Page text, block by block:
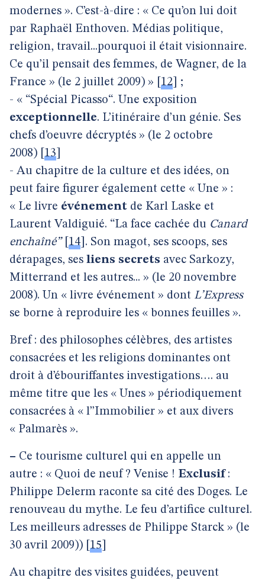
modernes ». C’est-à-dire : « Ce qu’on lui doit
par Raphaël Enthoven. Médias politique,
religion, travail...pourquoi il était visionnaire.
Ce qu’il pensait des femmes, de Wagner, de la
France » (le 2 juillet 2009) »
12
;
- « “Spécial Picasso“. Une exposition
exceptionnelle. L’itinéraire d’un génie. Ses
chefs d’oeuvre décryptés » (le 2 octobre
2008) 13
- Au chapitre de la culture et des idées, on
peut faire figurer également cette « Une » :
« Le livre événement de Karl Laske et
Laurent Valdiguié. “La face cachée du Canard
enchaîné”[ 14 . Son magot, ses scoops, ses
dérapages, ses liens secrets avec Sarkozy,
Mitterrand et les autres... » (le 20 novembre
2008). Un « livre événement » dont L’Express
se borne à reproduire les « bonnes feuilles ».
Bref : des philosophes célèbres, des artistes
consacrées et les religions dominantes ont
droit à d’ébouriffantes investigations…. au
même titre que les « Unes » périodiquement
consacrées à « l’’Immobilier » et aux divers
« Palmarès ».
– Ce tourisme culturel qui en appelle un
autre : « Quoi de neuf ? Venise ! Exclusif:
Philippe Delerm raconte sa cité des Doges. Le
renouveau du mythe. Le feu d’artifice culturel.
Les meilleurs adresses de Philippe Starck » (le
30 avril 2009)) 15
Au chapitre des visites guidées, peuvent